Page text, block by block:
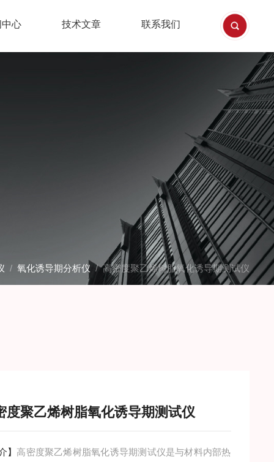
心 技术文章 联系我们
/ 氧化诱导期分析仪 / 高密度聚乙烯树脂氧化诱导期测试仪
度聚乙烯树脂氧化诱导期测试仪
】 高密度聚乙烯树脂氧化诱导期测试仪是与材料内部热